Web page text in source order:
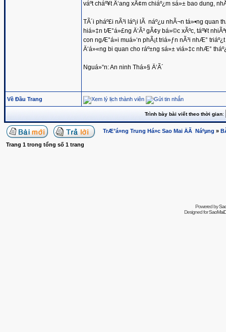
váº­t cháº¥t Ä‘ang xÃ¢m chiáº¿m sá»± bao dung,
TÃ´i pháº£i nÃ³i láº¡i lÃ náº¿u nhÃ¬n tá»•ng
hiá»‡n tÆ°á»£ng Ä‘Ã³ gÃ¢y bá»©c xÃºc, táº¥t
con ngÆ°á»i muá»‘n phÃ¡t triá»ƒn nÃ³i nhÆ°
Ä‘á»«ng bi quan cho ráº±ng sá»± viá»‡c nhÆ°
Nguá»“n: An ninh Thá»§ Ä‘Ã´
Về Đầu Trang
Trình bày bài viết theo thời gian:
TrÆ°á»ng Trung Há»c Sao Mai ÄÃ Náºµng »
Trang 1 trong tổng số 1 trang
Powered by
Designed for